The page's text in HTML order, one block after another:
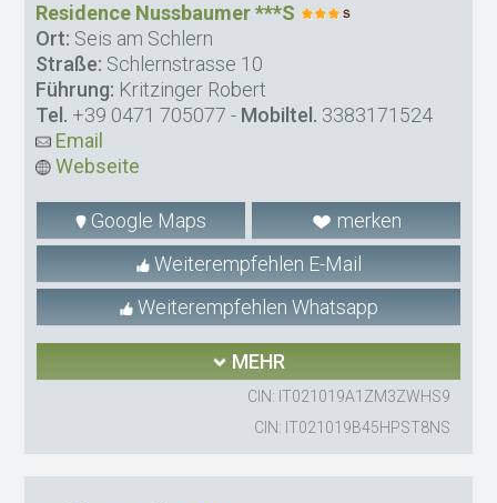
Residence Nussbaumer ***S
Ort: Seis am Schlern
Straße: Schlernstrasse 10
Führung: Kritzinger Robert
Tel. +39 0471 705077 - Mobiltel. 3383171524
Email
Webseite
Google Maps
merken
Weiterempfehlen E-Mail
Weiterempfehlen Whatsapp
MEHR
CIN: IT021019A1ZM3ZWHS9
CIN: IT021019B45HPST8NS